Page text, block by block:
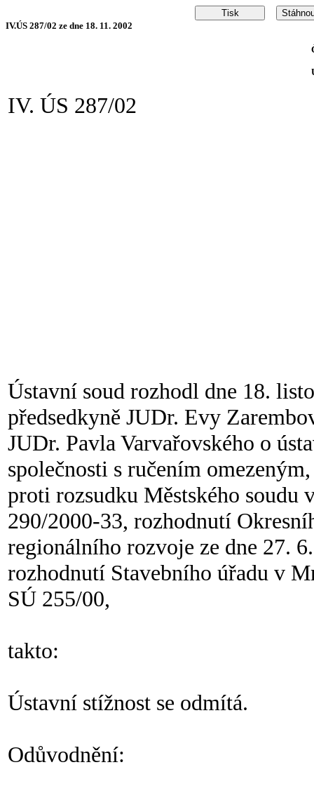
IV.ÚS 287/02 ze dne 18. 11. 2002
IV. ÚS 287/02
Ústavní soud rozhodl dne 18.
předsedkyně JUDr. Evy
JUDr. Pavla Varvařovského o
společnosti s ručením
proti rozsudku Městského soudu
290/2000-33, rozhodnutí
regionálního rozvoje ze dne 27.
rozhodnutí Stavebního úřadu v
SÚ 255/00,
takto:
Ústavní stížnost se odmítá.
Odůvodnění: